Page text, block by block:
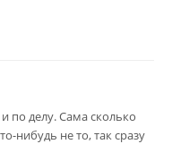
по делу. Сама сколько
нибудь не то, так сразу